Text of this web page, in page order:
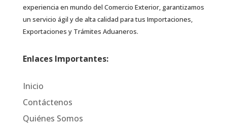
experiencia en mundo del Comercio Exterior, garantizamos
un servicio ágil y de alta calidad para tus Importaciones,
Exportaciones y Trámites Aduaneros.
Enlaces Importantes:
Inicio
Contáctenos
Quiénes Somos